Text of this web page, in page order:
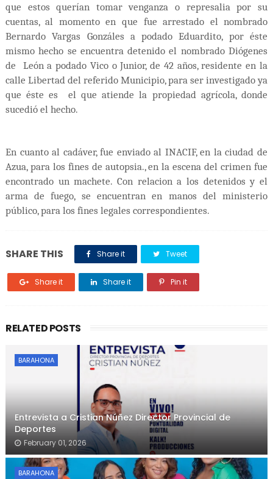
que estos querían tomar venganza o represalia por su
cuentas, al momento en que fue arrestado el nombrado
Bernardo Vargas Gonzáles a podado Eduardito, por éste
mismo hecho se encuentra detenido el nombrado Diógenes
de León a podado Vico o Junior, de 42 años, residente en la
calle Libertad del referido Municipio, para ser investigado ya
que éste es el que atiende la propiedad agrícola, donde
sucedió el hecho.
En cuanto al cadáver, fue enviado al INACIF, en la ciudad de
Azua, para los fines de autopsia., en la escena del crimen fue
encontrado un machete. Con relacion a los detenidos y el
arma de fuego, se encuentran en manos del ministerio
público, para los fines legales correspondientes.
SHARE THIS Share it Tweet
Share it Share it Pin it
RELATED POSTS
BARAHONA
Entrevista a Cristian Núñez Director Provincial de
Deportes
February 01, 2026
BARAHONA